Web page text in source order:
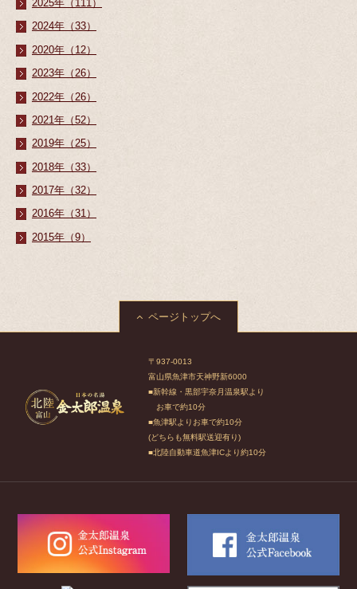
2025年（111）
2024年（33）
2020年（12）
2023年（26）
2022年（26）
2021年（52）
2019年（25）
2018年（33）
2017年（32）
2016年（31）
2015年（9）
ページトップへ
〒937-0013
富山県魚津市天神野新6000
■新幹線・黒部宇奈月温泉駅より
お車で約10分
■魚津駅よりお車で約10分
(どちらも無料駅送迎有り)
■北陸自動車道魚津ICより約10分